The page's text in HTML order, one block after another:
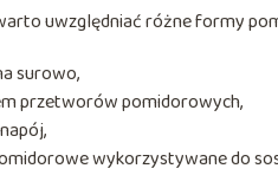
uwzględniać różne formy
surowo,
przetworów pomidorowych,
wykorzystywane do